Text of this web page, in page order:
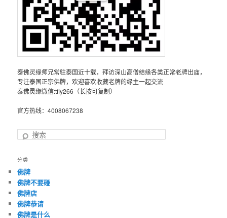
泰佛灵缘师兄常驻泰国近十载，拜访深山高僧结缘各类正常老牌出庙，
专注泰国正宗佛牌，欢迎喜欢收藏老牌的缘主一起交流
泰佛灵缘微信:tfly266（长按可复制）
官方热线：4008067238
搜
分类
佛牌
佛牌不要碰
佛牌店
佛牌恭请
佛牌是什么